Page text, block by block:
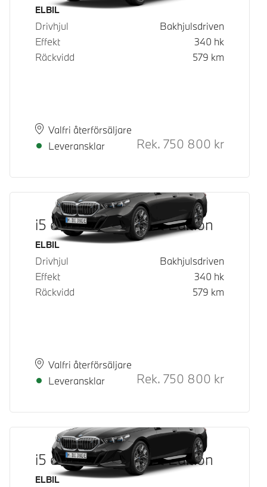
Bränsle
ELBIL
Drivhjul
Bakhjulsdriven
Effekt
340 hk
Räckvidd
579 km
PlatsValfri återförsäljare
Leveranstid
Leveransklar
Rek. ord
Rek. 750 800 kr
i5 eDrive40 M Sport Edition
Bränsle
ELBIL
Drivhjul
Bakhjulsdriven
Effekt
340 hk
Räckvidd
579 km
PlatsValfri återförsäljare
Leveranstid
Leveransklar
Rek. ord
Rek. 750 800 kr
i5 eDrive40 M Sport Edition
Bränsle
ELBIL